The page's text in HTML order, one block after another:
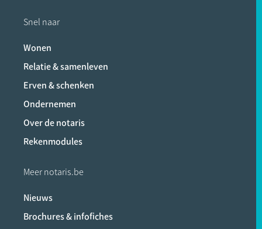
Snel naar
Wonen
Relatie & samenleven
Erven & schenken
Ondernemen
Over de notaris
Rekenmodules
Meer notaris.be
Nieuws
Brochures & infofiches